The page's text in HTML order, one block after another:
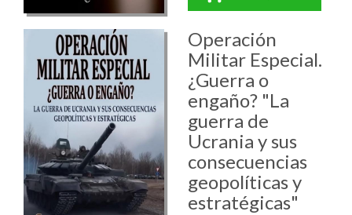
Operación
Militar Especial.
¿Guerra o
engaño? "La
guerra de
Ucrania y sus
consecuencias
geopolíticas y
estratégicas"